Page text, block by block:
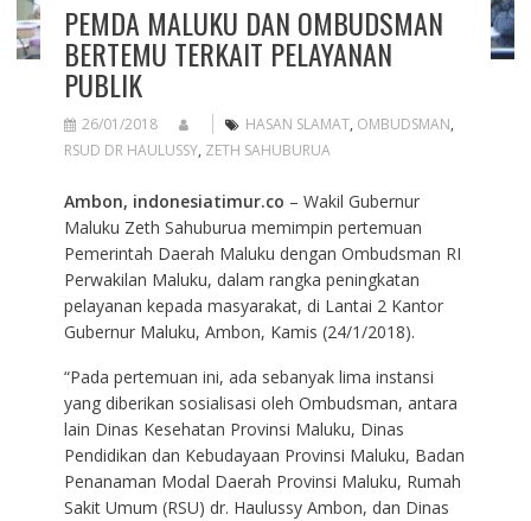
PEMDA MALUKU DAN OMBUDSMAN
BERTEMU TERKAIT PELAYANAN
PUBLIK
26/01/2018 HASAN SLAMAT, OMBUDSMAN,
RSUD DR HAULUSSY, ZETH SAHUBURUA
Ambon, indonesiatimur.co – Wakil Gubernur
Maluku Zeth Sahuburua memimpin pertemuan
Pemerintah Daerah Maluku dengan Ombudsman RI
Perwakilan Maluku, dalam rangka peningkatan
pelayanan kepada masyarakat, di Lantai 2 Kantor
Gubernur Maluku, Ambon, Kamis (24/1/2018).
“Pada pertemuan ini, ada sebanyak lima instansi
yang diberikan sosialisasi oleh Ombudsman, antara
lain Dinas Kesehatan Provinsi Maluku, Dinas
Pendidikan dan Kebudayaan Provinsi Maluku, Badan
Penanaman Modal Daerah Provinsi Maluku, Rumah
Sakit Umum (RSU) dr. Haulussy Ambon, dan Dinas